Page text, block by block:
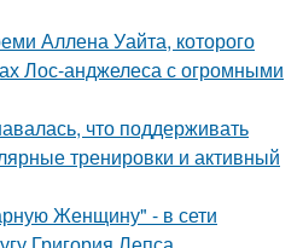
Аллена Уайта, которого
Лос-анджелеса с огромными
что поддерживать
тренировки и активный
Женщину" - в сети